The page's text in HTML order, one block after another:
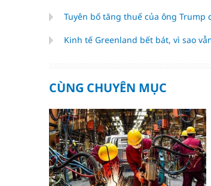
Tuyên bố tăng thuế của ông Trump
Kinh tế Greenland bết bát, vì sao
CÙNG CHUYÊN MỤC